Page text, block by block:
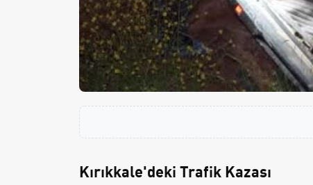
Kırıkkale'deki Trafik Kazası